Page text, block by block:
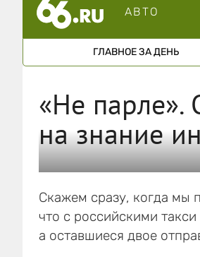
АВТО
ГЛАВНОЕ ЗА ДЕНЬ
«Не парле».
на знание
Скажем сразу, когда мы
что с российскими
а оставшиеся двое